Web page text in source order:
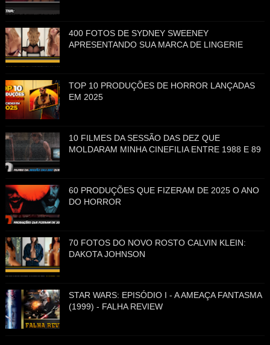
400 FOTOS DE SYDNEY SWEENEY
APRESENTANDO SUA MARCA DE LINGERIE
TOP 10 PRODUÇÕES DE HORROR LANÇADAS
EM 2025
10 FILMES DA SESSÃO DAS DEZ QUE
MOLDARAM MINHA CINEFILIA ENTRE 1988 E 89
60 PRODUÇÕES QUE FIZERAM DE 2025 O ANO
DO HORROR
70 FOTOS DO NOVO ROSTO CALVIN KLEIN:
DAKOTA JOHNSON
STAR WARS: EPISÓDIO I - A AMEAÇA FANTASMA
(1999) - FALHA REVIEW